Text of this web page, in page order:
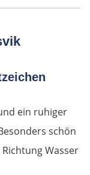
ein ruhiger
schön
Wasser